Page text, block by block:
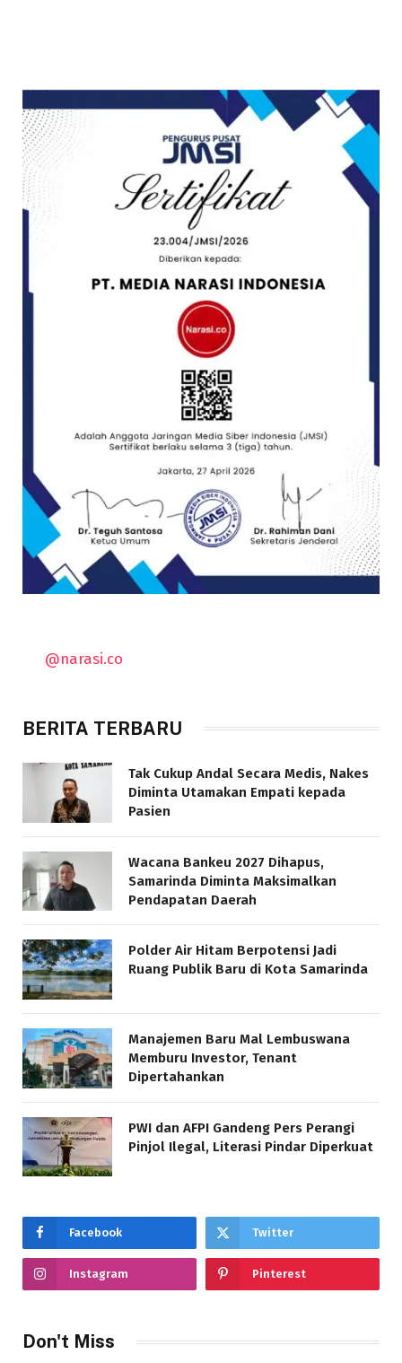
@narasi.co
BERITA TERBARU
Tak Cukup Andal Secara Medis, Nakes
Diminta Utamakan Empati kepada
Pasien
Wacana Bankeu 2027 Dihapus,
Samarinda Diminta Maksimalkan
Pendapatan Daerah
Polder Air Hitam Berpotensi Jadi
Ruang Publik Baru di Kota Samarinda
Manajemen Baru Mal Lembuswana
Memburu Investor, Tenant
Dipertahankan
PWI dan AFPI Gandeng Pers Perangi
Pinjol Ilegal, Literasi Pindar Diperkuat
Facebook Twitter
Instagram Pinterest
Don't Miss